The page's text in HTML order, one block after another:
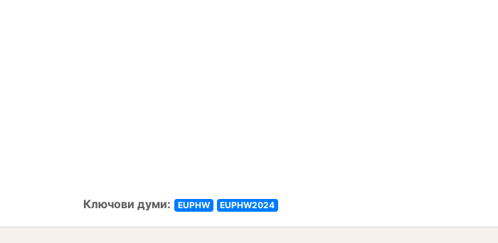
Ключови думи: EUPHW EUPHW2024